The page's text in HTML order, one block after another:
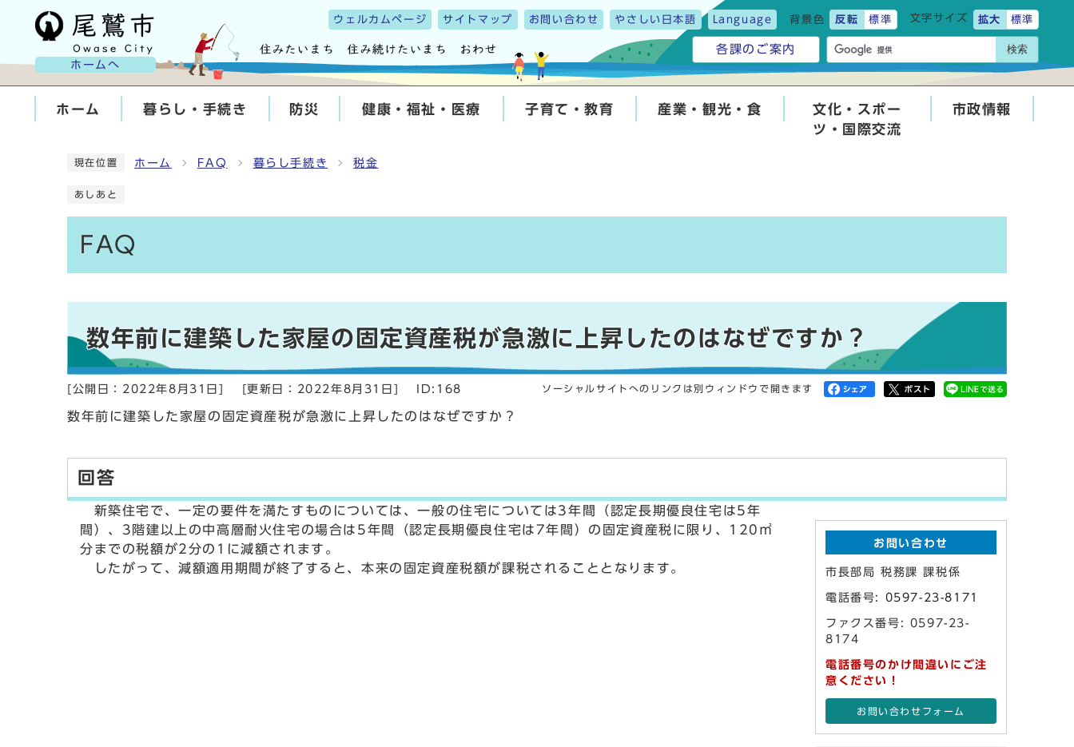
ホームへ
ウェルカムページ サイトマップ お問い合わせ やさしい日本語 Language 背景色 反転 標準 文字サイズ 拡大 標準
各課のご案内 検索
ホーム 暮らし・手続き 防災 健康・福祉・医療 子育て・教育 産業・観光・食
文化・スポー
ツ・国際交流
市政情報
現在位置 ホーム FAQ 暮らし手続き 税金
あしあと
FAQ
数年前に建築した家屋の固定資産税が急激に上昇したのはなぜですか？
[公開日：2022年8月31日] [更新日：2022年8月31日] ID:168 ソーシャルサイトへのリンクは別ウィンドウで開きます
数年前に建築した家屋の固定資産税が急激に上昇したのはなぜですか？
回答
新築住宅で、一定の要件を満たすものについては、一般の住宅については3年間（認定長期優良住宅は5年
間）、3階建以上の中高層耐火住宅の場合は5年間（認定長期優良住宅は7年間）の固定資産税に限り、120㎡
分までの税額が2分の1に減額されます。
したがって、減額適用期間が終了すると、本来の固定資産税額が課税されることとなります。
お問い合わせ
市長部局 税務課 課税係
電話番号: 0597-23-8171
ファクス番号: 0597-23-
8174
電話番号のかけ間違いにご注
意ください！
お問い合わせフォーム